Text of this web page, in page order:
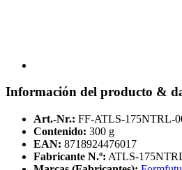
Información del producto &
Art.-Nr.: FF-ATLS-175NTRL-
Contenido: 300 g
EAN: 8718924476017
Fabricante N.º: ATLS-